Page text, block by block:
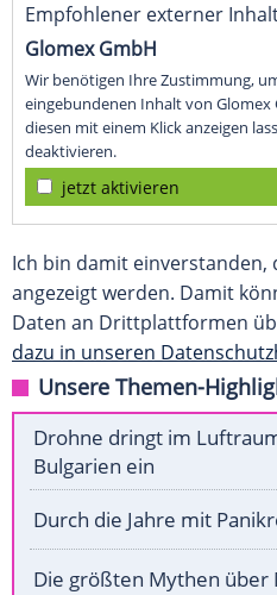
Empfohlener externer
Glomex GmbH
Wir benötigen Ihre Zustimmung,
eingebundenen Inhalt von Glomex
diesen mit einem Klick anzeigen
deaktivieren.
jetzt aktivieren
Ich bin damit einverstanden,
angezeigt werden. Damit
Daten an Drittplattformen
dazu in unseren
Unsere Themen-
Drohne dringt im
Bulgarien ein
Durch die Jahre mit
Die größten Mythen über